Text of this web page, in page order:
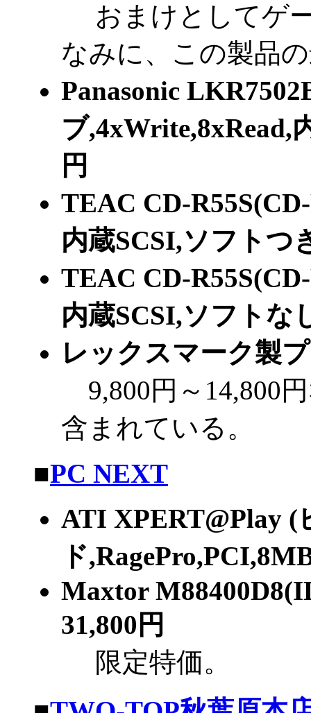
おまけとしてゲ
なみに、この製品
Panasonic
ブ
円
TEAC CD-
内蔵SCSI,ソフト
TEAC CD-
内蔵SCSI,ソフト
レックスマーク製
9,800円～14,800
含まれている。
■PC NEXT
ATI XPERT@Play (
ド
Maxtor
31,800円
限定特価。